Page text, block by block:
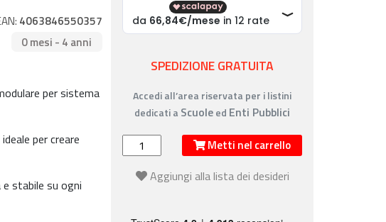
4063846550357
0 mesi - 4 anni
per sistema
per creare
stabile su ogni
SPEDIZIONE GRATUITA
Accedi all’area riservata per i listini
dedicati a Scuoleed Enti Pubblici
Metti nel carrello
Aggiungi alla lista dei desideri